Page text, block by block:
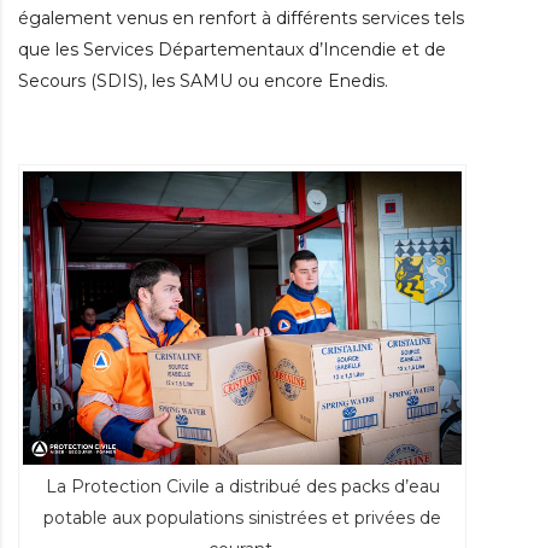
également venus en renfort à différents services tels
que les Services Départementaux d’Incendie et de
Secours (SDIS), les SAMU ou encore Enedis.
La Protection Civile a distribué des packs d’eau
potable aux populations sinistrées et privées de